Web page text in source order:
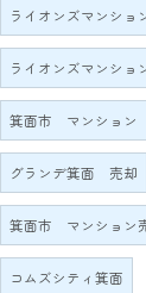
ライオンズマンショ
ライオンズマンシ
箕面市 マンショ
グランデ箕面 売却
箕面市 マンション
コムズシティ箕面